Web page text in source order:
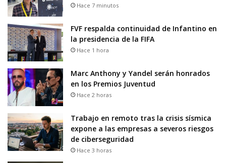
Hace 7 minutos
FVF respalda continuidad de Infantino en
la presidencia de la FIFA
Hace 1 hora
Marc Anthony y Yandel serán honrados
en los Premios Juventud
Hace 2 horas
Trabajo en remoto tras la crisis sísmica
expone a las empresas a severos riesgos
de ciberseguridad
Hace 3 horas